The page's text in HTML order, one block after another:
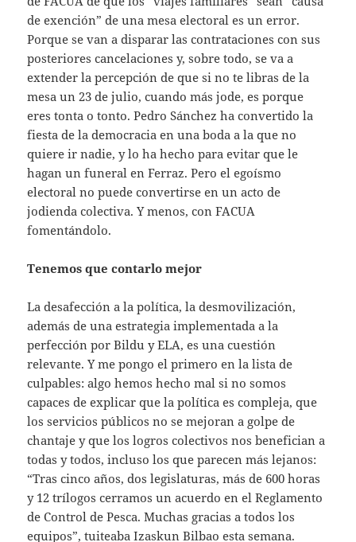
de exención” de una mesa electoral es un error.
Porque se van a disparar las contrataciones con sus
posteriores cancelaciones y, sobre todo, se va a
extender la percepción de que si no te libras de la
mesa un 23 de julio, cuando más jode, es porque
eres tonta o tonto. Pedro Sánchez ha convertido la
fiesta de la democracia en una boda a la que no
quiere ir nadie, y lo ha hecho para evitar que le
hagan un funeral en Ferraz. Pero el egoísmo
electoral no puede convertirse en un acto de
jodienda colectiva. Y menos, con FACUA
fomentándolo.
Tenemos que contarlo mejor
La desafección a la política, la desmovilización,
además de una estrategia implementada a la
perfección por Bildu y ELA, es una cuestión
relevante. Y me pongo el primero en la lista de
culpables: algo hemos hecho mal si no somos
capaces de explicar que la política es compleja, que
los servicios públicos no se mejoran a golpe de
chantaje y que los logros colectivos nos benefician a
todas y todos, incluso los que parecen más lejanos:
“Tras cinco años, dos legislaturas, más de 600 horas
y 12 trílogos cerramos un acuerdo en el Reglamento
de Control de Pesca. Muchas gracias a todos los
equipos”,tuiteaba Izaskun Bilbao esta semana.